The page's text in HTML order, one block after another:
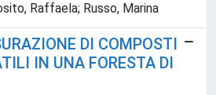
Raffaela; Russo, Marina
DI COMPOSTI
IN UNA FORESTA DI